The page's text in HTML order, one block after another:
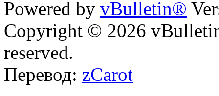
Powered by vBulletin®
Copyright © 2026
reserved.
Перевод: zCarot